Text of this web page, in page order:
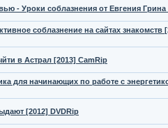
- Уроки соблазнения от Евгения Грина
соблазнение на сайтах знакомств
в Астрал [2013] CamRip
для начинающих по работе с
[2012] DVDRip